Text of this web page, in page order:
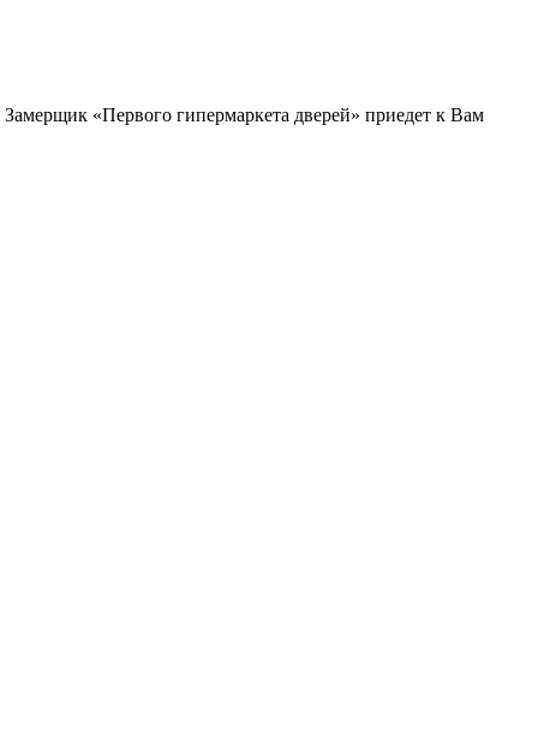
«Первого гипермаркета дверей» приедет к Вам